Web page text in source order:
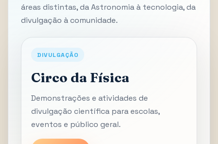
áreas distintas, da Astronomia à tecnologia, da
divulgação à comunidade.
DIVULGAÇÃO
Circo da Física
Demonstrações e atividades de
divulgação científica para escolas,
eventos e público geral.